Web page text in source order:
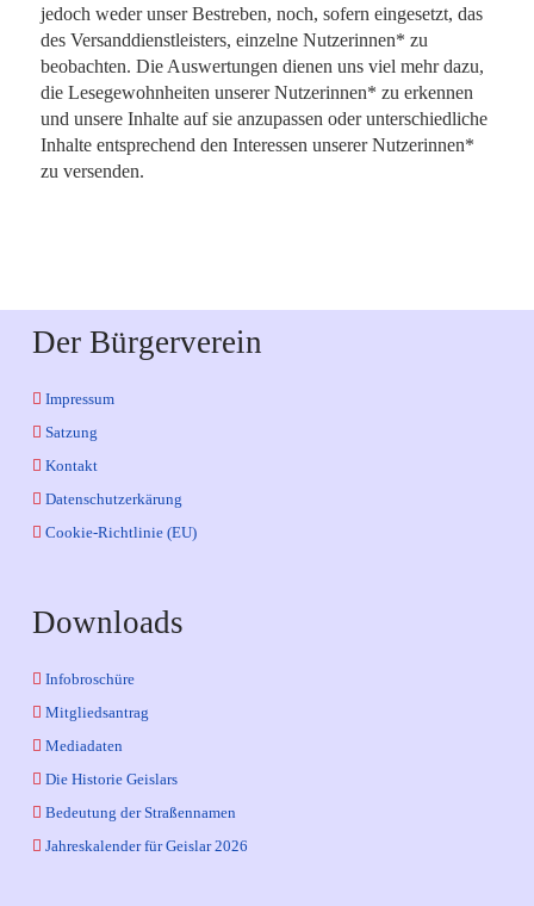
jedoch weder unser Bestreben, noch, sofern eingesetzt, das
des Versanddienstleisters, einzelne Nutzerinnen* zu
beobachten. Die Auswertungen dienen uns viel mehr dazu,
die Lesegewohnheiten unserer Nutzerinnen* zu erkennen
und unsere Inhalte auf sie anzupassen oder unterschiedliche
Inhalte entsprechend den Interessen unserer Nutzerinnen*
zu versenden.
Der Bürgerverein
Impressum
Satzung
Kontakt
Datenschutzerkärung
Cookie-Richtlinie (EU)
Downloads
Infobroschüre
Mitgliedsantrag
Mediadaten
Die Historie Geislars
Bedeutung der Straßennamen
Jahreskalender für Geislar 2026